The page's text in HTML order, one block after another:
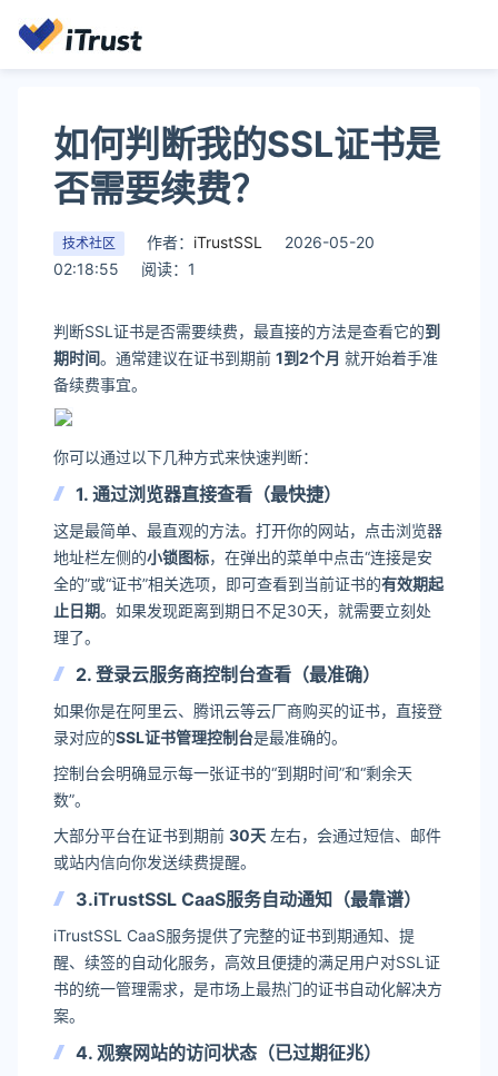
如何判断我的SSL证书是
否需要续费？
技术社区 作者： iTrustSSL
2026-05-20
02:18:55
阅读：1
判断SSL证书是否需要续费，最直接的方法是查看它的到
期时间。通常建议在证书到期前 1到2个月 就开始着手准
备续费事宜。
你可以通过以下几种方式来快速判断：
1. 通过浏览器直接查看（最快捷）
这是最简单、最直观的方法。打开你的网站，点击浏览器
地址栏左侧的小锁图标，在弹出的菜单中点击“连接是安
全的”或“证书”相关选项，即可查看到当前证书的有效期起
止日期。如果发现距离到期日不足30天，就需要立刻处
理了。
2. 登录云服务商控制台查看（最准确）
如果你是在阿里云、腾讯云等云厂商购买的证书，直接登
录对应的SSL证书管理控制台是最准确的。
控制台会明确显示每一张证书的“到期时间”和“剩余天
数”。
大部分平台在证书到期前 30天 左右，会通过短信、邮件
或站内信向你发送续费提醒。
3.iTrustSSL CaaS服务自动通知（最靠谱）
iTrustSSL CaaS服务提供了完整的证书到期通知、提
醒、续签的自动化服务，高效且便捷的满足用户对SSL证
书的统一管理需求，是市场上最热门的证书自动化解决方
案。
4. 观察网站的访问状态（已过期征兆）